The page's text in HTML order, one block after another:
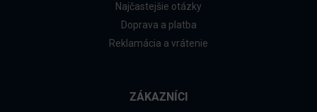
Najčastejšie otázky
Doprava a platba
Reklamácia a vrátenie
ZÁKAZNÍCI